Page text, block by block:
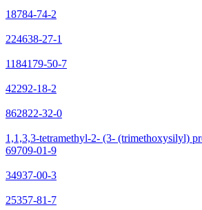
18784-74-2
224638-27-1
1184179-50-7
42292-18-2
862822-32-0
1,1,3,3-tetramethyl-2- (3- (trimethoxysilyl)
69709-01-9
34937-00-3
25357-81-7